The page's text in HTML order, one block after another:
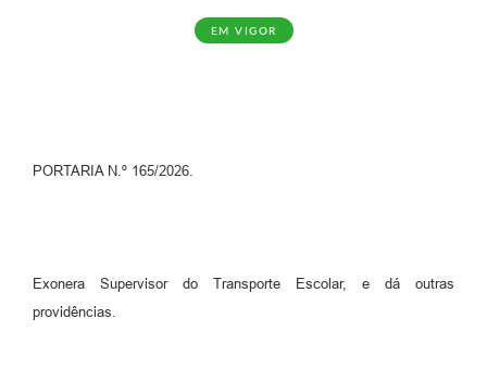
Obras
EM VIGOR
PORTARIA N.º 165/2026.
Exonera Supervisor do Transporte Escolar, e dá outras
providências.